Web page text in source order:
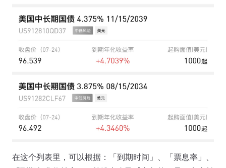
在这个列表里，可以根据：「到期时间」、「票息率」、